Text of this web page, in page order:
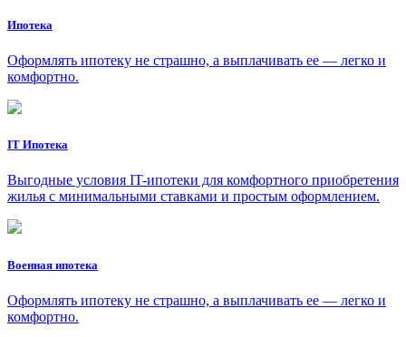
Ипотека
Оформлять ипотеку не страшно, а выплачивать ее — легко и
комфортно.
IT Ипотека
Выгодные условия IT-ипотеки для комфортного приобретения
жилья с минимальными ставками и простым оформлением.
Военная ипотека
Оформлять ипотеку не страшно, а выплачивать ее — легко и
комфортно.